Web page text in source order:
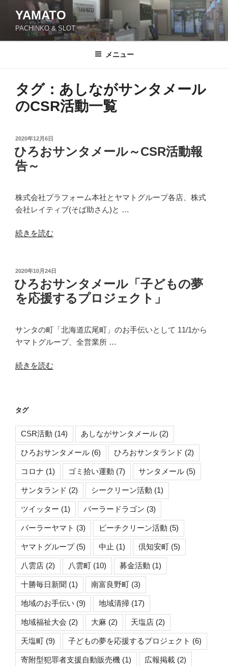
YAMATO
PACHINKO & SLOT
メニュー
タグ：あしながサンタメール
のCSR活動一覧
投
稿
日:
2020年12月6日
ひろおサンタメール～CSR活動報
告～
株式会社プラフォーム本社とヤマトグループ各店、株式
会社レイティブ(そば助さん)と …
“ひ
サ
ン
タ
メ
ル
～
活
～”
の
続きを読む
投
稿
日:
2020年10月24日
ひろおサンタメール「子どもの夢
を応援するプロジェクト」
サンタの町「北海道広尾町」のお手伝いとして 11/1から
ヤマトグループ、全営業所 …
“ひ
ン
タ
メ
ー
ル
「子
ど
も
の
を
応
援
す
る
プ
ロ
ジ
ェ
ク
ト」”
続きを読む
タグ
CSR活動 (14) あしながサンタメール (2)
ひろおサンタメール (6) ひろおサンタランド (2)
コロナ (1) ゴミ拾い運動 (7) サンタメール (5)
サンタランド (2) シークリーン活動 (1)
ツイッター (1) パーラードラゴン (3)
パーラーヤマト (3) ビーチクリーン活動 (5)
ヤマトグループ(5) 中止 (1) 倶知安町 (5)
八雲店 (2) 八雲町 (10) 募金活動 (1)
十勝毎日新聞 (1) 南富良野町 (3)
地域のお手伝い (9) 地域清掃 (17)
地域福祉大会 (2) 大麻 (2) 天塩店 (2)
天塩町 (9) 子どもの夢を応援するプロジェクト (6)
寄附型犯罪者支援自動販売機 (1) 広報掲載 (2)